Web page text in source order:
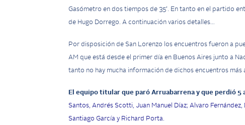
Gasómetro en dos tiempos de 35′. En tanto en el partido
de Hugo Dorrego. A continuación varios detalles…
Por disposición de San Lorenzo los encuentros fueron a
AM que está desde el primer día en Buenos Aires junto a
tanto no hay mucha información de dichos encuentros más
El equipo titular que paró Arruabarrena y que perdió 5
Santos, Andrés Scotti, Juan Manuel Díaz; Alvaro
Santiago García y Richard Porta.